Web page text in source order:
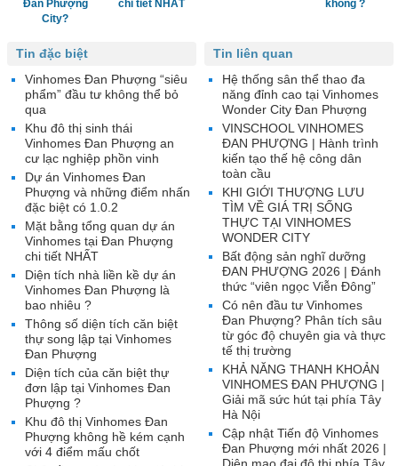
Đan Phượng
City?
chi tiết NHẤT
không ?
Tin liên quan
Hệ thống sân thể thao đa
năng đỉnh cao tại Vinhomes
Wonder City Đan Phượng
VINSCHOOL VINHOMES
ĐAN PHƯỢNG | Hành trình
kiến tạo thế hệ công dân
toàn cầu
KHI GIỚI THƯỢNG LƯU
TÌM VỀ GIÁ TRỊ SỐNG
THỰC TẠI VINHOMES
WONDER CITY
Bất động sản nghĩ dưỡng
ĐAN PHƯỢNG 2026 | Đánh
thức “viên ngọc Viễn Đông”
Có nên đầu tư Vinhomes
Đan Phượng? Phân tích sâu
từ góc độ chuyên gia và thực
tế thị trường
KHẢ NĂNG THANH KHOẢN
VINHOMES ĐAN PHƯỢNG |
Giải mã sức hút tại phía Tây
Hà Nội
Cập nhật Tiến độ Vinhomes
Đan Phượng mới nhất 2026 |
Tin đặc biệt
Vinhomes Đan Phượng “siêu
phẩm” đầu tư không thể bỏ
qua
Khu đô thị sinh thái
Vinhomes Đan Phượng an
cư lạc nghiệp phồn vinh
Dự án Vinhomes Đan
Phượng và những điểm nhấn
đặc biệt có 1.0.2
Mặt bằng tổng quan dự án
Vinhomes tại Đan Phượng
chi tiết NHẤT
Diện tích nhà liền kề dự án
Vinhomes Đan Phượng là
bao nhiêu ?
Thông số diện tích căn biệt
thự song lập tại Vinhomes
Đan Phượng
Diện tích của căn biệt thự
đơn lập tại Vinhomes Đan
Phượng ?
Khu đô thị Vinhomes Đan
Phượng không hề kém cạnh
với 4 điểm mấu chốt